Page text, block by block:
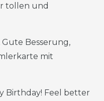
tollen und
Gute Besserung,
mit
Birthday! Feel better